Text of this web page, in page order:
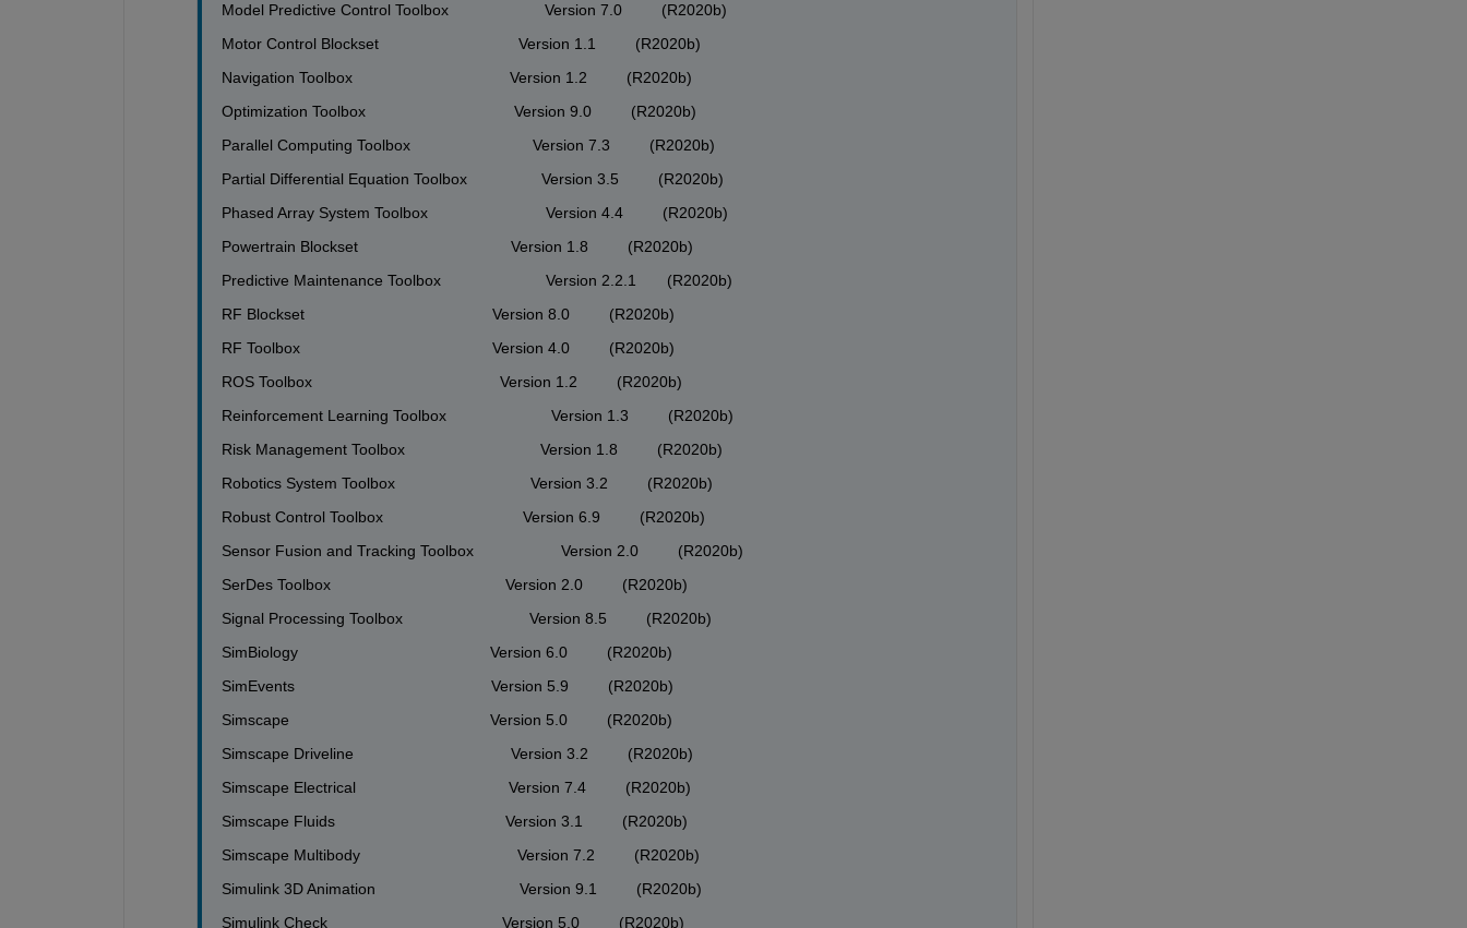
Model Predictive Control Toolbox                      Version 7.0         (R2020b)
Motor Control Blockset                                Version 1.1         (R2020b)
Navigation Toolbox                                    Version 1.2         (R2020b)
Optimization Toolbox                                  Version 9.0         (R2020b)
Parallel Computing Toolbox                            Version 7.3         (R2020b)
Partial Differential Equation Toolbox                 Version 3.5         (R2020b)
Phased Array System Toolbox                           Version 4.4         (R2020b)
Powertrain Blockset                                   Version 1.8         (R2020b)
Predictive Maintenance Toolbox                        Version 2.2.1       (R2020b)
RF Blockset                                           Version 8.0         (R2020b)
RF Toolbox                                            Version 4.0         (R2020b)
ROS Toolbox                                           Version 1.2         (R2020b)
Reinforcement Learning Toolbox                        Version 1.3         (R2020b)
Risk Management Toolbox                               Version 1.8         (R2020b)
Robotics System Toolbox                               Version 3.2         (R2020b)
Robust Control Toolbox                                Version 6.9         (R2020b)
Sensor Fusion and Tracking Toolbox                    Version 2.0         (R2020b)
SerDes Toolbox                                        Version 2.0         (R2020b)
Signal Processing Toolbox                             Version 8.5         (R2020b)
SimBiology                                            Version 6.0         (R2020b)
SimEvents                                             Version 5.9         (R2020b)
Simscape                                              Version 5.0         (R2020b)
Simscape Driveline                                    Version 3.2         (R2020b)
Simscape Electrical                                   Version 7.4         (R2020b)
Simscape Fluids                                       Version 3.1         (R2020b)
Simscape Multibody                                    Version 7.2         (R2020b)
Simulink 3D Animation                                 Version 9.1         (R2020b)
Simulink Check                                        Version 5.0         (R2020b)